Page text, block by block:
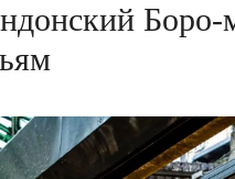
Боро-